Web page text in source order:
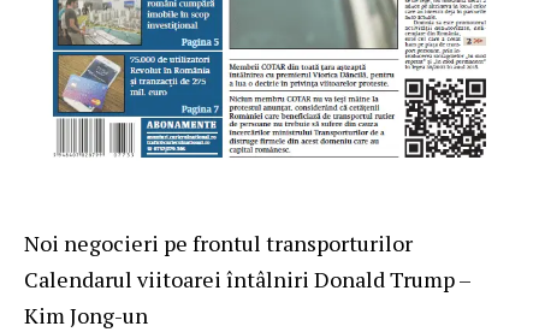
Noi negocieri pe frontul transporturilor
Calendarul viitoarei întâlniri Donald Trump –
Kim Jong-un